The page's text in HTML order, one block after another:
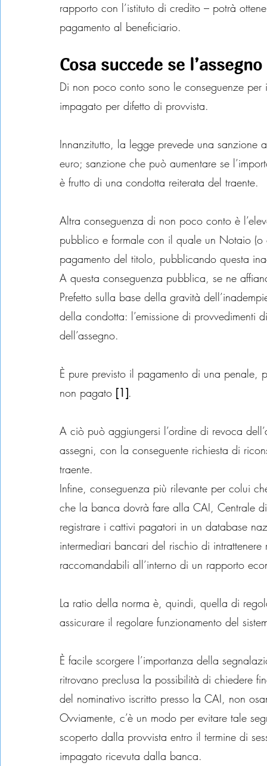
rapporto con l’istituto di credito – potrà
pagamento al beneficiario.
Cosa succede se
Di non poco conto sono le conseguenze
impagato per difetto di provvista.
Innanzitutto, la legge prevede una
euro; sanzione che può aumentare se
è frutto di una condotta reiterata del traente.
Altra conseguenza di non poco conto è
pubblico e formale con il quale un Notaio
pagamento del titolo, pubblicando questa
A questa conseguenza pubblica, se ne
Prefetto sulla base della gravità
della condotta: l’emissione di
dell’assegno.
È pure previsto il pagamento di una penale,
non pagato [1].
A ciò può aggiungersi l’ordine di revoca
assegni, con la conseguente richiesta di
traente.
Infine, conseguenza più rilevante per colui
che la banca dovrà fare alla CAI, Centrale
registrare i cattivi pagatori in un database
intermediari bancari del rischio di
raccomandabili all’interno di un rapporto
La ratio della norma è, quindi, quella di
assicurare il regolare funzionamento del
È facile scorgere l’importanza della
ritrovano preclusa la possibilità di chiedere
del nominativo iscritto presso la CAI, non
Ovviamente, c’è un modo per evitare tale
scoperto dalla provvista entro il termine di
impagato ricevuta dalla banca.